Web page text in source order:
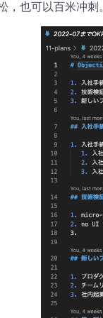
，也可以百米冲刺。